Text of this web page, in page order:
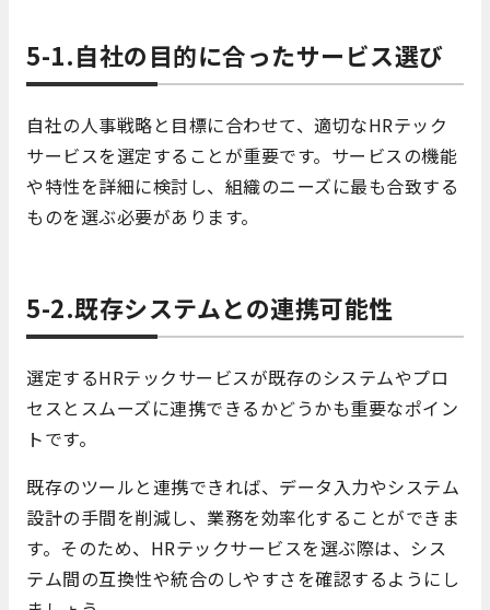
5-1.自社の目的に合ったサービス選び
自社の人事戦略と目標に合わせて、適切なHRテック
サービスを選定することが重要です。サービスの機能
や特性を詳細に検討し、組織のニーズに最も合致する
ものを選ぶ必要があります。
5-2.既存システムとの連携可能性
選定するHRテックサービスが既存のシステムやプロ
セスとスムーズに連携できるかどうかも重要なポイン
トです。
既存のツールと連携できれば、データ入力やシステム
設計の手間を削減し、業務を効率化することができま
す。そのため、HRテックサービスを選ぶ際は、シス
テム間の互換性や統合のしやすさを確認するようにし